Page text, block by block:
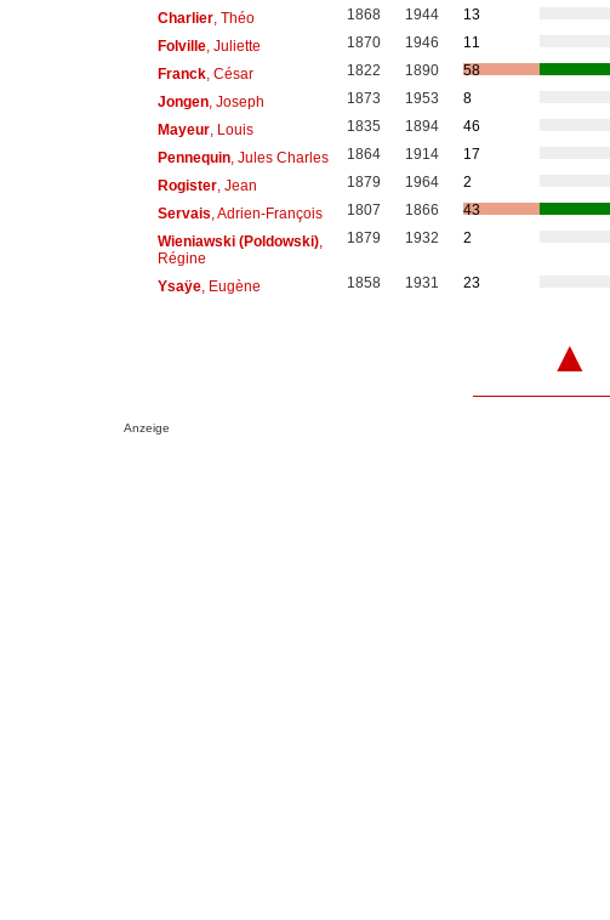
Charlier, Théo 1868 1944
13
Folville, Juliette 1870 1946
11
Franck, César 1822 1890
58
Jongen, Joseph 1873 1953
8
Mayeur, Louis 1835 1894
46
Pennequin, Jules Charles 1864 1914
17
Rogister, Jean 1879 1964
2
Servais , Adrien-François 1807 1866
43
Wieniawski (Poldowski),
Régine
1879 1932 2
Ysaÿe, Eugène 1858 1931 23
▲
Anzeige